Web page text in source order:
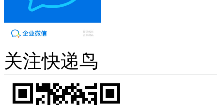
关注快递鸟